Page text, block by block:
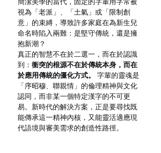
視為「老派」、「土氣」或「限制創
意」的束縛，導致許多家庭在為新生兒
命名時陷入兩難：是堅守傳統，還是擁
抱新潮？
真正的智慧不在於二選一，而在於認識
到： 衝突的根源不在於傳統本身，而在
於應用傳統的僵化方式。
字輩的靈魂是
「序昭穆、聯親情」的倫理精神與文化
認同，而非某一個特定漢字的不可更
易。新時代的解決方案，正是要尋找既
能傳承這一精神內核，又能靈活適應現
代語境與審美需求的創造性路徑。